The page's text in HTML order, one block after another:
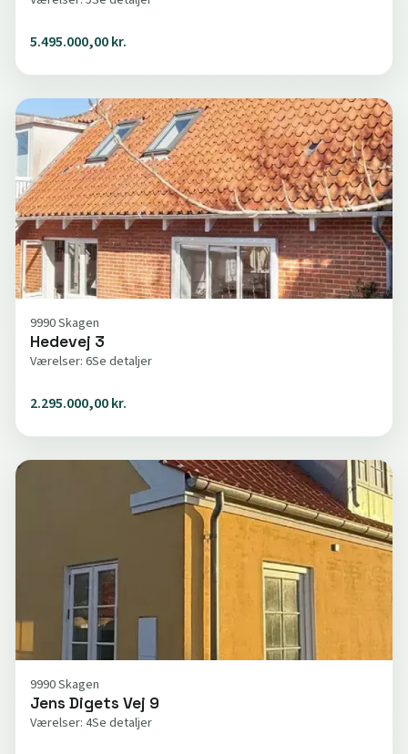
5.495.000,00 kr.
9990 Skagen
Hedevej 3
Værelser: 6Se detaljer
2.295.000,00 kr.
9990 Skagen
Jens Digets Vej 9
Værelser: 4Se detaljer